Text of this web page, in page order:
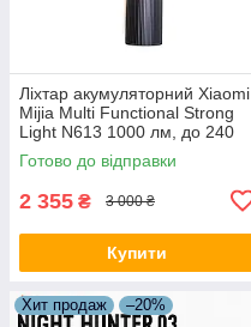
Ліхтар акумуляторний Xiaomi
Mijia Multi Functional Strong
Light N613 1000 лм, до 240
м, LED, IP54, чорний
Готово до відправки
2 355 ₴ 3 000 ₴
Купити
Хит продаж –20%